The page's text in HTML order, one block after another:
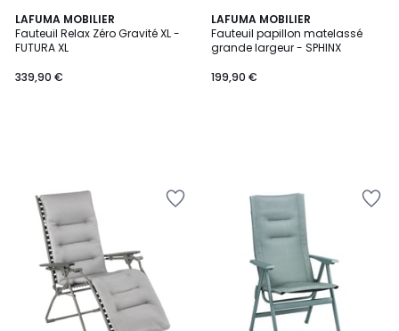
LAFUMA MOBILIER
Fauteuil Relax Zéro Gravité XL -
FUTURA XL
339,90 €
LAFUMA MOBILIER
Fauteuil papillon matelassé
grande largeur - SPHINX
199,90 €